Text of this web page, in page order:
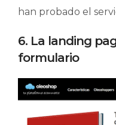
han probado el
6. La landing
formulario